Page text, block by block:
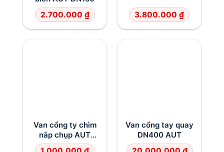
2.700.000 ₫ 3.800.000 ₫
Van cổng ty chìm
nắp chụp AUT
DN65
Van cổng tay quay
DN400 AUT